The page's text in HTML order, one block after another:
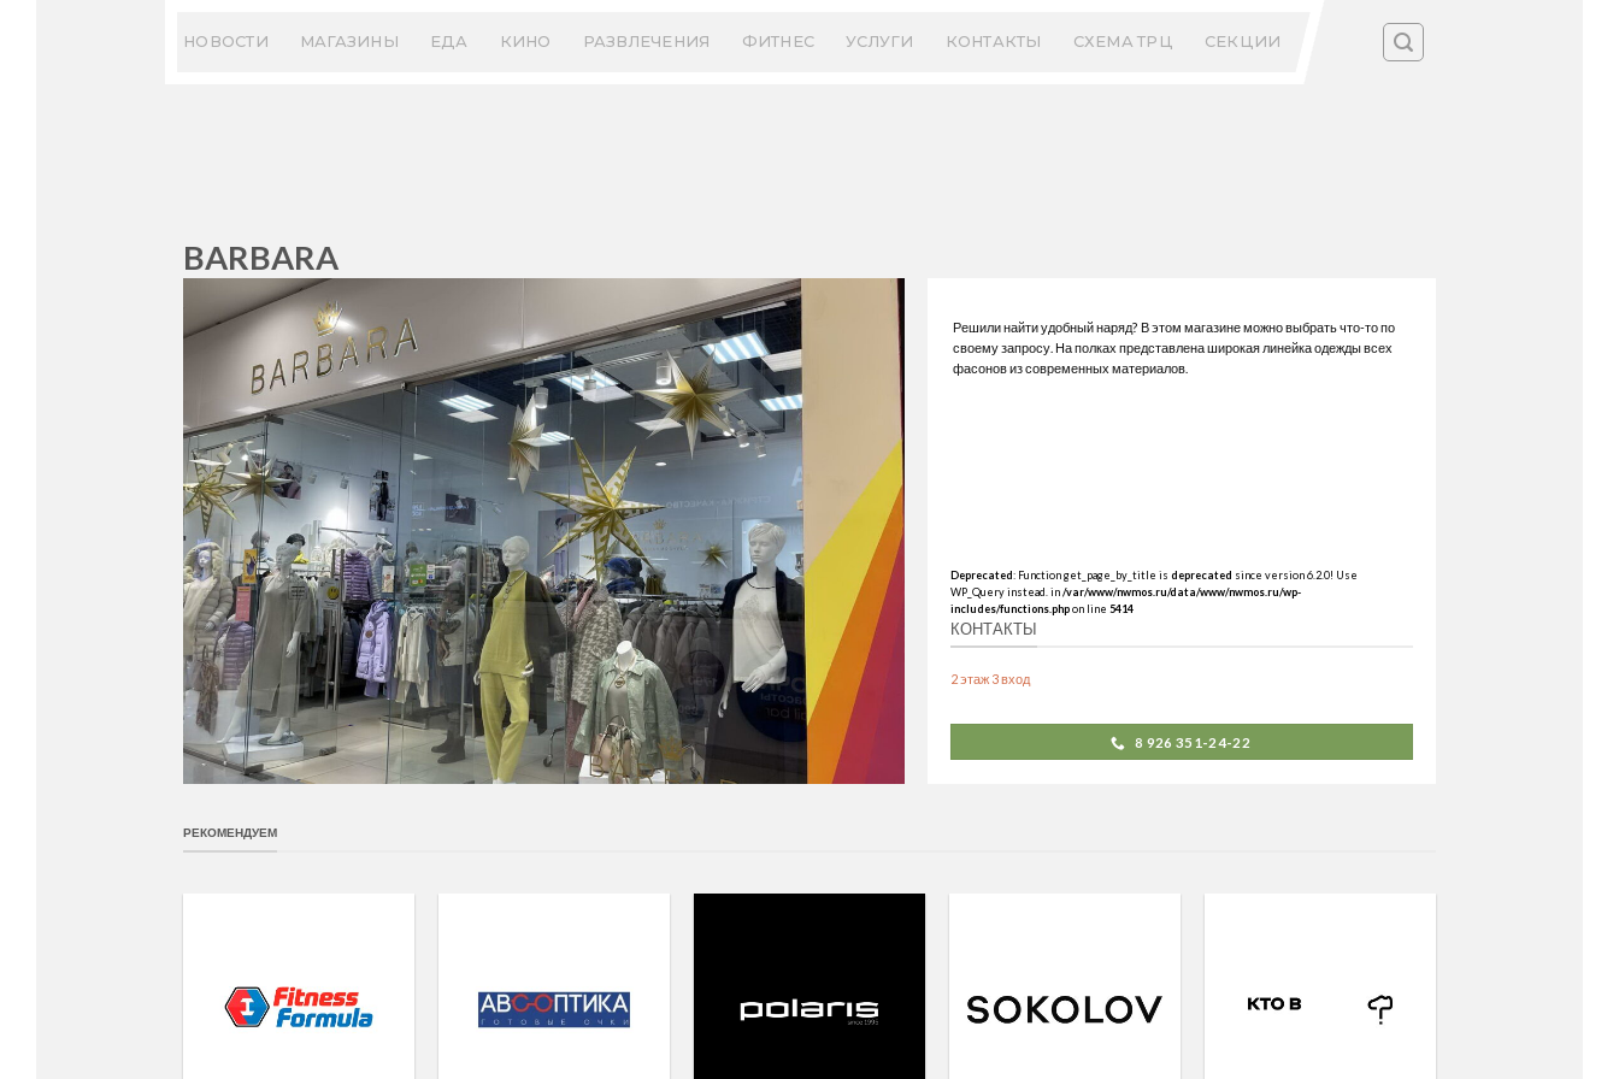
НОВОСТИ МАГАЗИНЫ ЕДА КИНО РАЗВЛЕЧЕНИЯ ФИТНЕС УСЛУГИ КОНТАКТЫ СХЕМА ТРЦ СЕКЦИИ
BARBARA
Решили найти удобный наряд? В этом магазине можно выбрать что-то по
своему запросу. На полках представлена широкая линейка одежды всех
фасонов из современных материалов.
Deprecated: Function get_page_by_title isdeprecated since version 6.2.0! Use
WP_Query instead. in/var/www/nwmos.ru/data/www/nwmos.ru/wp-
includes/functions.phpon line 5414
КОНТАКТЫ
2 этаж 3 вход
8 926 351-24-22
РЕКОМЕНДУЕМ